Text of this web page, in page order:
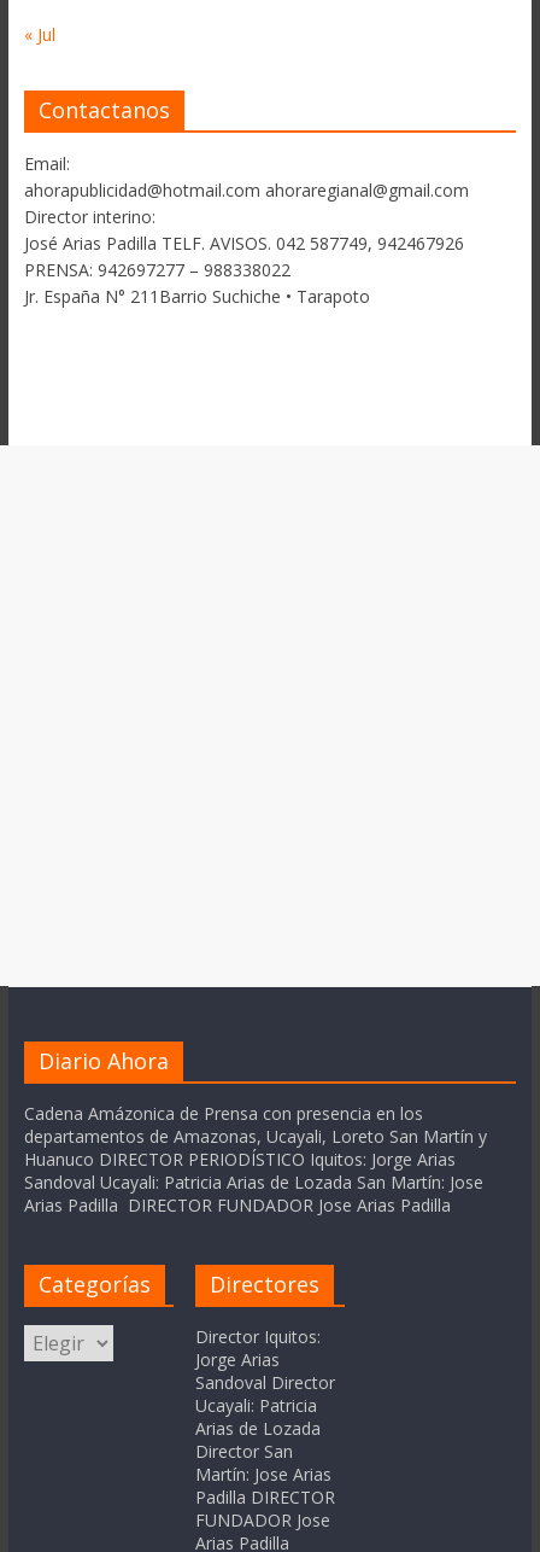
« Jul
Contactanos
Email:
ahorapublicidad@hotmail.com ahoraregianal@gmail.com
Director interino:
José Arias Padilla TELF. AVISOS. 042 587749, 942467926
PRENSA: 942697277 – 988338022
Jr. España N° 211Barrio Suchiche • Tarapoto
Diario Ahora
Cadena Amázonica de Prensa con presencia en los
departamentos de Amazonas, Ucayali, Loreto San Martín y
Huanuco DIRECTOR PERIODÍSTICO Iquitos: Jorge Arias
Sandoval Ucayali: Patricia Arias de Lozada San Martín: Jose
Arias Padilla DIRECTOR FUNDADOR Jose Arias Padilla
Categorías
Categorías
Directores
Director Iquitos:
Jorge Arias
Sandoval Director
Ucayali: Patricia
Arias de Lozada
Director San
Martín: Jose Arias
Padilla DIRECTOR
FUNDADOR Jose
Arias Padilla